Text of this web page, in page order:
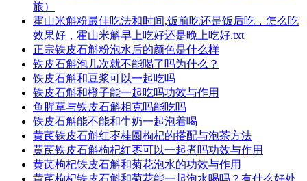
旅）
霍山米斛粉最佳吃法和时间,饭前吃还是饭后吃，怎么吃
效果好，霍山米斛早上吃好还是晚上吃好.txt
正宗铁皮石斛粉泡水后的颜色是什么样
铁皮石斛泡几次就不能喝了吗为什么？
铁皮石斛和豆浆可以一起吃吗
铁皮石斛和橙子能一起吃吗功效与作用
鱼腥草与铁皮石斛相克吗能吃吗
铁皮石斛能不能和牛奶一起泡着喝
黄芪铁皮石斛红枣桂圆枸杞的搭配与泡茶方法
黄芪铁皮石斛枸杞红枣可以一起煮吗功效与作用
黄芪枸杞铁皮石斛和菊花泡水的功效与作用
黄芪枸杞铁皮石斛和菊花能一起泡水喝吗？有什么好处